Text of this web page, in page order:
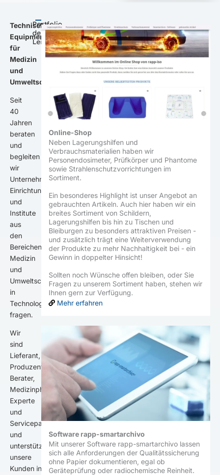
Technisches
Equipment
für
Medizin
und
Umweltschutz.
Seit
40
Jahren
beraten
und
begleiten
wir
Unternehmen,
Einrichtungen
und
Institute
aus
den
Bereichen
Medizin
und
Umweltschutz
in
Technologie
fragen.
Wir
sind
Lieferant,
Produzent,
Berater,
Medizinphysik-
Experte
und
Servicepartner
und
unterstützen
unsere
Kunden in
Portfolio
der
Leistungen
Online-Shop
Neben Lagerungshilfen und
Verbrauchsmaterialien haben wir
Personendosimeter, Prüfkörper und Phantome
sowie Strahlenschutzvorrichtungen im
Sortiment.
Ein besonderes Highlight ist unser Angebot an
gebrauchten Artikeln. Auch hier haben wir ein
breites Sortiment von Schildern,
Lagerungshilfen bis hin zu Tischen und
Bleiburgen zu besonders attraktiven Preisen -
und zusätzlich trägt eine Weiterverwendung
der Produkte zu mehr Nachhaltigkeit bei - ein
Gewinn in doppelter Hinsicht!
Sollten noch Wünsche offen bleiben, oder Sie
Fragen zu unserem Sortiment haben, stehen wir
Ihnen gern zur Verfügung.
Mehr erfahren
Software rapp-smartarchivo
Mit unserer Software rapp-smartarchivo lassen
sich alle Anforderungen der Qualitätssicherung
ohne Papier dokumentieren, egal ob
Geräteprüfung oder radiochemische Reinheit.